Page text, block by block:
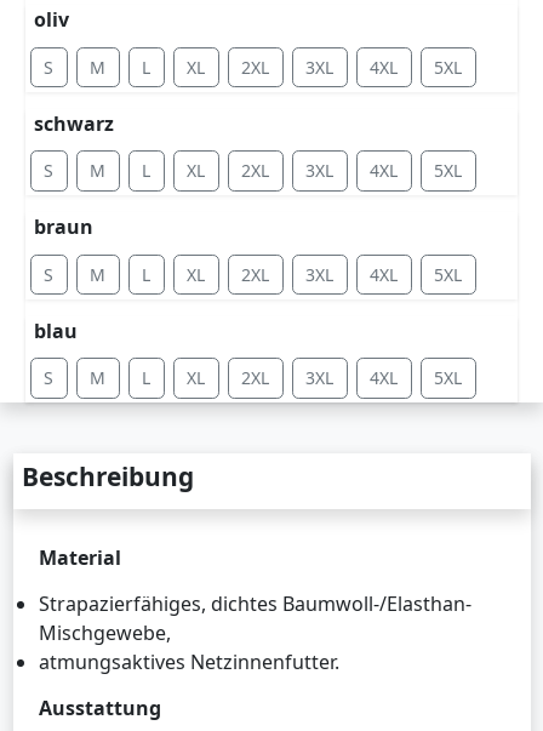
oliv
S M L XL 2XL 3XL 4XL 5XL
schwarz
S M L XL 2XL 3XL 4XL 5XL
braun
S M L XL 2XL 3XL 4XL 5XL
blau
S M L XL 2XL 3XL 4XL 5XL
Beschreibung
Material
Strapazierfähiges, dichtes Baumwoll-/Elasthan-
Mischgewebe,
atmungsaktives Netzinnenfutter.
Ausstattung